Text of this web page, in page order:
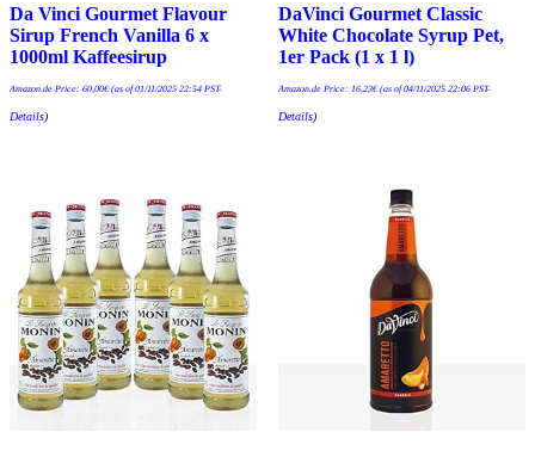
Da Vinci Gourmet Flavour
Sirup French Vanilla 6 x
1000ml Kaffeesirup
Amazon.de Price: 60,00€(as of 01/11/2025 22:54 PST-
Details)
DaVinci Gourmet Classic
White Chocolate Syrup Pet,
1er Pack (1 x 1 l)
Amazon.de Price: 16,23€(as of 04/11/2025 22:06 PST-
Details)